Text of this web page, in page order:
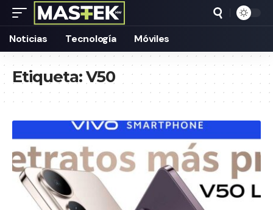
Noticias Tecnología Móviles
Etiqueta:V50